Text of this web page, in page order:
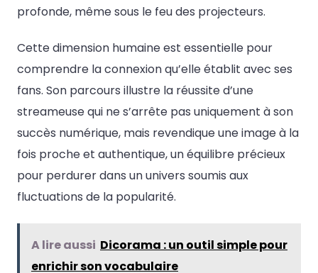
profonde, même sous le feu des projecteurs.
Cette dimension humaine est essentielle pour
comprendre la connexion qu’elle établit avec ses
fans. Son parcours illustre la réussite d’une
streameuse qui ne s’arrête pas uniquement à son
succès numérique, mais revendique une image à la
fois proche et authentique, un équilibre précieux
pour perdurer dans un univers soumis aux
fluctuations de la popularité.
A lire aussi Dicorama : un outil simple pour
enrichir son vocabulaire